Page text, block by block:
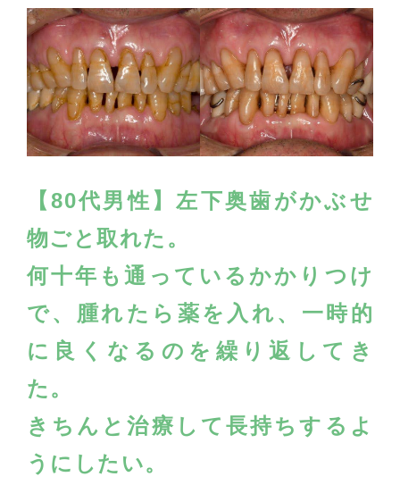
【80代男性】左下奥歯がかぶせ
物ごと取れた。
何十年も通っているかかりつけ
で、腫れたら薬を入れ、 一時的
に良くなるのを繰り返してき
た。
きちんと治療して長持ちするよ
うにしたい。